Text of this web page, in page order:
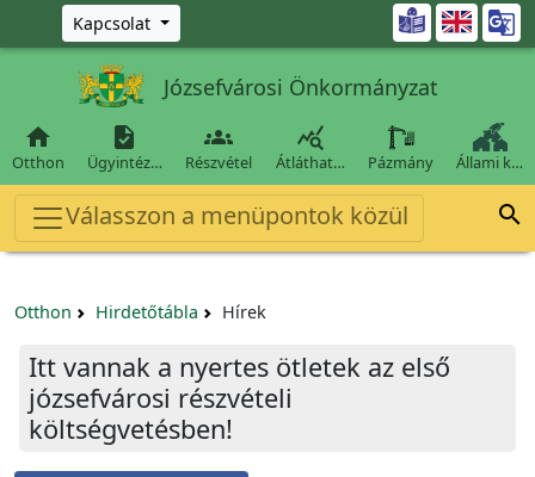
Ugrás a fő tartalomra
Kapcsolat 
Józsefvárosi Önkormányzat

Otthon

Ügyintéz…

Részvétel

Átláthat… Pázmány Állami k…
Válasszon a menüpontok közül 
Otthon Hirdetőtábla Hírek
Itt vannak a nyertes ötletek az első
józsefvárosi részvételi
költségvetésben!